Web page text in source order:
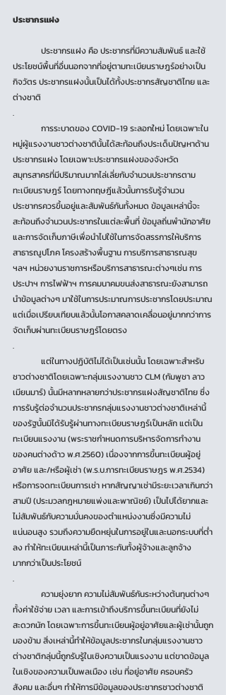
ประชากรแฝง
ประโยชน์พื้นที่อื่นนอกจากที่อยู่ตามทะเบียนราษฎร์อย่างเป็น
กิจวัตร ประชากรแฝงนั้นเป็นได้ทั้งประชากรสัญชาติไทย และ
ต่างชาติ
.
หมู่ผู้แรงงานชาวต่างชาตินั้นได้สะท้อนถึงประเด็นปัญหาด้าน
ประชากรแฝง โดยเฉพาะประชากรแฝงของจังหวัด
สมุทรสาครที่มีปริมาณมากไล่เลี่ยกับจำนวนประชากรตาม
ทะเบียนราษฎร์ โดยทางทฤษฎีแล้วนั้นการรับรู้จำนวน
ประชากรควรขึ้นอยู่และสัมพันธ์กันทั้งหมด ข้อมูลเหล่านี้จะ
สะท้อนถึงจำนวนประชากรในแต่ละพื้นที่ ข้อมูลถิ่นพำนักอาศัย
และการจัดเก็บภาษีเพื่อนำไปใช้ในการจัดสรรการให้บริการ
สาธารณูปโภค โครงสร้างพื้นฐาน การบริการสาธารณสุข
ฯลฯ หน่วยงานราชการหรือบริการสาธารณะต่างๆเช่น การ
ประปาฯ การไฟฟ้าฯ การคมนาคมขนส่งสาธารณะยังสามารถ
นำข้อมูลต่างๆ มาใช้ในการประมาณการประชากรโดยประมาณ
แต่เมื่อเปรียบเทียบแล้วนั้นโอกาสคลาดเคลื่อนอยู่มากกว่าการ
จัดเก็บผ่านทะเบียนราษฎร์โดยตรง
.
ชาวต่างชาติโดยเฉพาะกลุ่มแรงงานชาว CLM (กัมพูชา ลาว
เมียนมาร์) นั้นมีหลากหลายกว่าประชากรแฝงสัญชาติไทย ซึ่ง
การรับรู้ต่อจำนวนประชากรกลุ่มแรงงานชาวต่างชาติเหล่านี้
ของรัฐนั้นมิได้รับรู้ผ่านทางทะเบียนราษฎร์เป็นหลัก แต่เป็น
ทะเบียนแรงงาน (พระราชกำหนดการบริหารจัดการทำงาน
ของคนต่างด้าว พ.ศ.2560) เนื่องจากการขึ้นทะเบียนผู้อยู่
อาศัย และ/หรือผู้เช่า (พ.ร.บ.การทะเบียนราษฎร พ.ศ.2534)
หรือการจดทะเบียนการเช่า หากสัญญาเช่ามีระยะเวลาเกินกว่า
สามปี (ประมวลกฎหมายแพ่งและพาณิชย์) เป็นไปได้ยากและ
ไม่สัมพันธ์กับความมั่นคงของตำแหน่งงานซึ่งมีความไม่
แน่นอนสูง รวมถึงความยืดหยุ่นในการอยู่ในและนอกระบบที่ต่ำ
ลง ทำให้ทะเบียนเหล่านี้เป็นภาระกับทั้งผู้จ้างและลูกจ้าง
มากกว่าเป็นประโยชน์
.
ทั้งค่าใช้จ่าย เวลา และการเข้าถึงบริการขึ้นทะเบียนที่ยังไม่
สะดวกนัก โดยเฉพาะการขึ้นทะเบียนผู้อยู่อาศัยและผู้เช่านั้นถูก
มองข้าม สิ่งเหล่านี้ทำให้ข้อมูลประชากรในกลุ่มแรงงานชาว
ต่างชาติกลุ่มนี้ถูกรับรู้ในเชิงความเป็นแรงงาน แต่ขาดข้อมูล
ในเชิงของความเป็นพลเมือง เช่น ที่อยู่อาศัย ครอบครัว
สังคม และอื่นๆ ทำให้การมีข้อมูลของประชากรชาวต่างชาติ